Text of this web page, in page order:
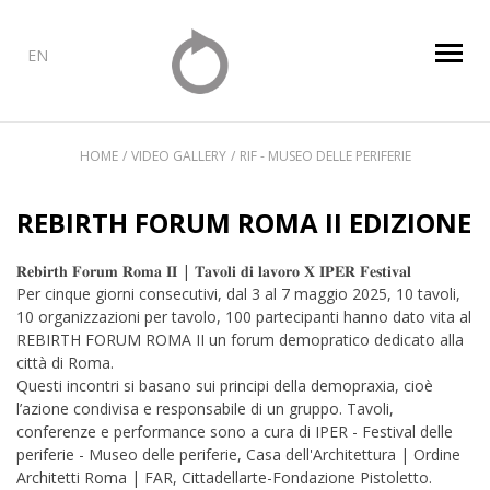
EN
HOME VIDEO GALLERY RIF - MUSEO DELLE PERIFERIE
REBIRTH FORUM ROMA II EDIZIONE
𝐑𝐞𝐛𝐢𝐫𝐭𝐡 𝐅𝐨𝐫𝐮𝐦 𝐑𝐨𝐦𝐚 𝐈𝐈 | 𝐓𝐚𝐯𝐨𝐥𝐢 𝐝𝐢 𝐥𝐚𝐯𝐨𝐫𝐨 𝐗 𝐈𝐏𝐄𝐑 𝐅𝐞𝐬𝐭𝐢𝐯𝐚𝐥
Per cinque giorni consecutivi, dal 3 al 7 maggio 2025, 10 tavoli,
10 organizzazioni per tavolo, 100 partecipanti hanno dato vita al
REBIRTH FORUM ROMA II un forum demopratico dedicato alla
città di Roma.
Questi incontri si basano sui principi della demopraxia, cioè
l’azione condivisa e responsabile di un gruppo. Tavoli,
conferenze e performance sono a cura di IPER - Festival delle
periferie - Museo delle periferie, Casa dell'Architettura | Ordine
Architetti Roma | FAR, Cittadellarte-Fondazione Pistoletto.